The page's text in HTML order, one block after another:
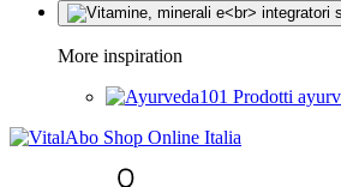
More inspiration
Prodotti